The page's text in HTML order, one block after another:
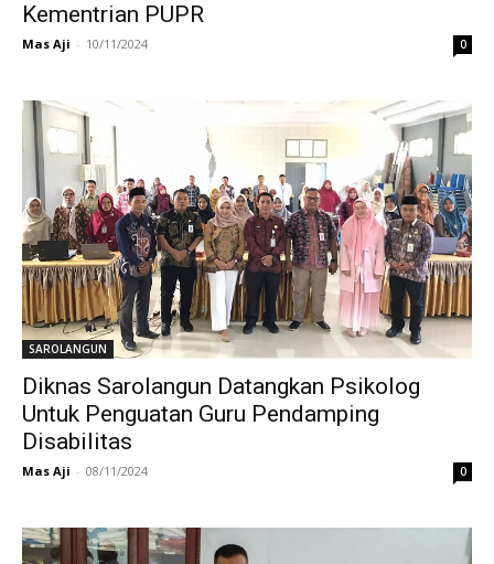
Kementrian PUPR
Mas Aji - 10/11/2024 0
SAROLANGUN
Diknas Sarolangun Datangkan Psikolog
Untuk Penguatan Guru Pendamping
Disabilitas
Mas Aji - 08/11/2024 0